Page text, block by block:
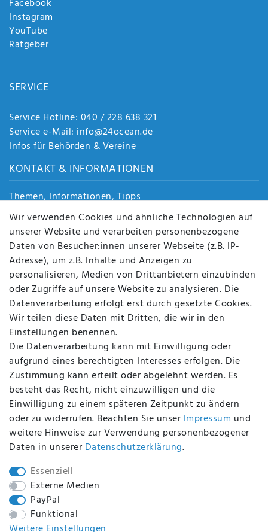
Facebook
Instagram
YouTube
Ratgeber
SERVICE
Service Hotline: 040 / 228 638 321
Service e-Mail: info@24ocean.de
Infos für Behörden & Vereine
KONTAKT & INFORMATIONEN
Themen, Informationen, Tipps
Jobs
Über uns
Kontakt
Datenschutz
AGB
FAQ
Batterieentsorgung
Altölverordnung
Impressum
BEQUEM UND SICHER BEZAHLEN MIT
BEI UNS SIND SIE SICHER!
WIR VERSENDEN MIT
Wir verwenden Cookies und ähnliche Technologien auf
unserer Website und verarbeiten personenbezogene
Daten von Besucher:innen unserer Webseite (z.B. IP-
Adresse), um z.B. Inhalte und Anzeigen zu
personalisieren, Medien von Drittanbietern einzubinden
oder Zugriffe auf unsere Website zu analysieren. Die
Datenverarbeitung erfolgt erst durch gesetzte Cookies.
Wir teilen diese Daten mit Dritten, die wir in den
Einstellungen benennen.
Die Datenverarbeitung kann mit Einwilligung oder
aufgrund eines berechtigten Interesses erfolgen. Die
Zustimmung kann erteilt oder abgelehnt werden. Es
besteht das Recht, nicht einzuwilligen und die
Einwilligung zu einem späteren Zeitpunkt zu ändern
oder zu widerrufen. Beachten Sie unser Impressum und
weitere Hinweise zur Verwendung personenbezogener
Daten in unserer Daten­schutz­erklärung.
Essenziell
Externe Medien
PayPal
Funktional